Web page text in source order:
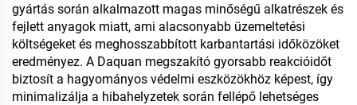
gyártás során alkalmazott magas minőségű alkatrészek és
fejlett anyagok miatt, ami alacsonyabb üzemeltetési
költségeket és meghosszabbított karbantartási időközöket
eredményez. A Daquan megszakító gyorsabb reakcióidőt
biztosít a hagyományos védelmi eszközökhöz képest, így
minimalizálja a hibahelyzetek során fellépő lehetséges